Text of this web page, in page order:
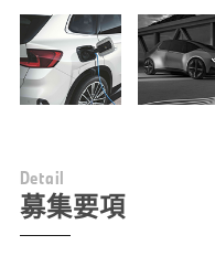
Detail
募集要項